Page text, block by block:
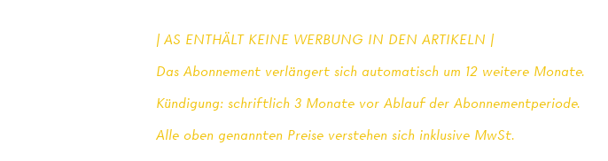
| AS ENTHÄLT KEINE WERBUNG IN DEN ARTIKELN |
Das Abonnement verlängert sich automatisch um 12 weitere Monate.
Kündigung: schriftlich 3 Monate vor Ablauf der Abonnementperiode.
Alle oben genannten Preise verstehen sich inklusive MwSt.